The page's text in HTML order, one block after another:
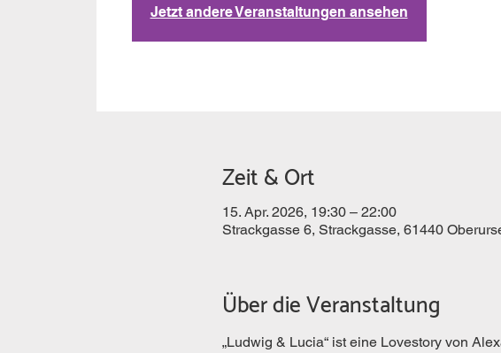
Jetzt andere Veranstaltungen ansehen
Zeit & Ort
15. Apr. 2026, 19:30 – 22:00
Strackgasse 6, Strackgasse, 61440
Über die Veranstaltung
„Ludwig & Lucia“ ist eine Lovestory von